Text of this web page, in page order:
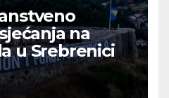
na
u Srebrenici